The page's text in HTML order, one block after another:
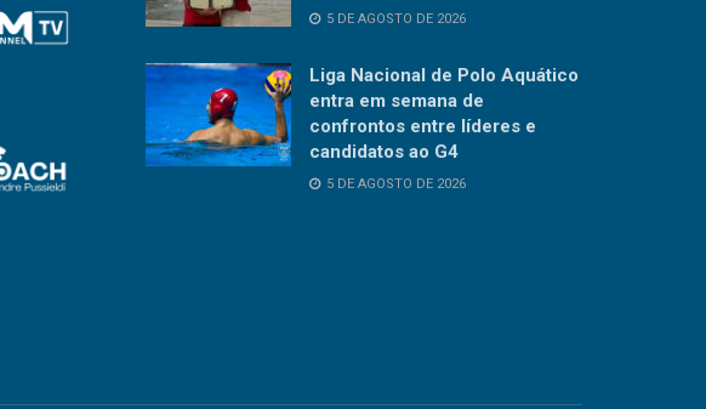
5 DE AGOSTO DE 2026
Liga Nacional de Polo Aquático
entra em semana de
confrontos entre líderes e
candidatos ao G4
5 DE AGOSTO DE 2026